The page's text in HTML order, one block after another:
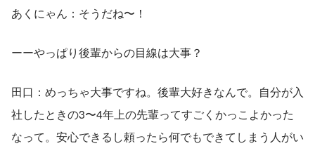
あくにゃん：そうだね〜！
ーーやっぱり後輩からの目線は大事？
田口：めっちゃ大事ですね。後輩大好きなんで。自分が入
社したときの3〜4年上の先輩ってすごくかっこよかった
なって。安心できるし頼ったら何でもできてしまう人がい